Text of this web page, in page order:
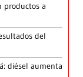
productos a
del
diésel aumenta